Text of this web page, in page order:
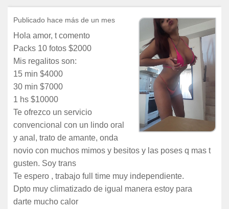
Publicado hace más de un mes
Hola amor, t comento
Packs 10 fotos $2000
Mis regalitos son:
15 min $4000
30 min $7000
1 hs $10000
Te ofrezco un servicio
convencional con un lindo oral
y anal, trato de amante, onda
novio con muchos mimos y besitos y las poses q mas t
gusten. Soy trans
Te espero , trabajo full time muy independiente.
Dpto muy climatizado de igual manera estoy para
darte mucho calor